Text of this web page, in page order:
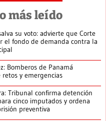
más leído
su voto: advierte que Corte
el fondo de demanda contra la
Bomberos de Panamá
y emergencias
Tribunal confirma detención
cinco imputados y ordena
preventiva